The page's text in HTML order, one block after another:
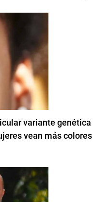
variante genética
vean más colores